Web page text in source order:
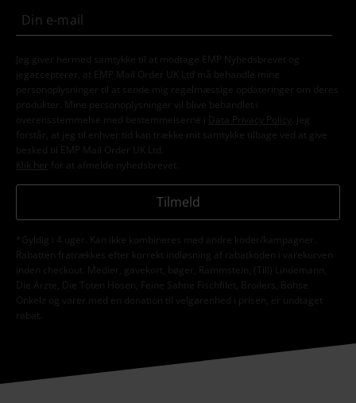
Jeg giver hermed samtykke til at modtage EMP Nyhedsbrevet og
jegaccepterer, at EMP Mail Order UK Ltd må behandle mine
personoplysninger til at sende mig regelmæssige opdateringer om deres
produkter. Mine personoplysninger vil blive behandlet i
overensstemmelse med bestemmelserne i
Data Privacy Policy
. Jeg
forstår, at jeg til enhver tid kan trække mit samtykke tilbage ved at give
besked til EMP Mail Order UK Ltd.
Klik her
for at afmelde nyhedsbrevet.
Tilmeld
*Gyldig i 4 uger. Kan ikke kombineres med andre koder/kampagner.
Rabatten fratrækkes efter korrekt indløsning af rabatkoden i varekurven
inden checkout. Medier, gavekort, bøger, Rammstein, (Till) Lindemann,
Die Ärzte, Die Toten Hosen, Feine Sahne Fischfilet, Broilers, Böhse
Onkelz og varer med en donation til velgørenhed i prisen, er undtaget
rabat.